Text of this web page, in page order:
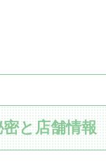
と店舗情報